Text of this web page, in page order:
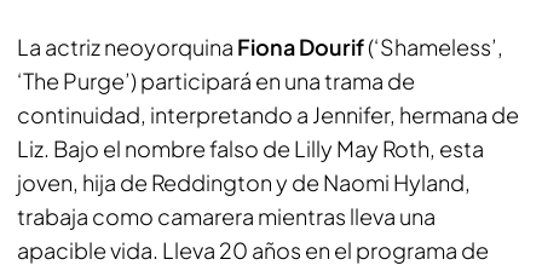
La actriz neoyorquina Fiona Dourif(‘Shameless’,
‘The Purge’) participará en una trama de
continuidad, interpretando a Jennifer, hermana de
Liz. Bajo el nombre falso de Lilly May Roth, esta
joven, hija de Reddington y de Naomi Hyland,
trabaja como camarera mientras lleva una
apacible vida. Lleva 20 años en el programa de